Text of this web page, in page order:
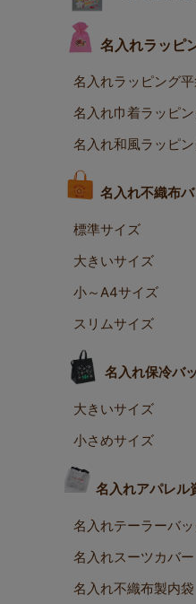
名入れラッピ
名入れラッピング
名入れ巾着ラッピ
名入れ和風ラッピ
名入れ不織布
標準サイズ
大きいサイズ
小～A4サイズ
スリムサイズ
名入れ保冷バ
大きいサイズ
小さめサイズ
名入れアパレル
名入れテーラーバ
名入れスーツカバー
名入れ不織布製内袋